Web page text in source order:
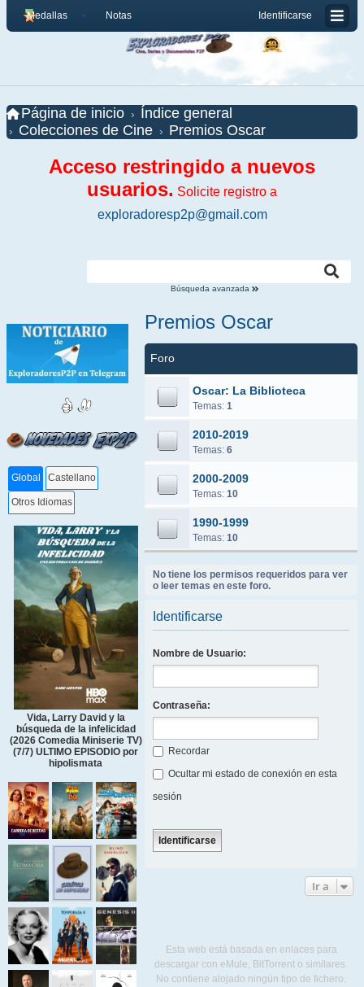
Identificarse
Medallas Notas
Página de inicio
Índice general
Colecciones de Cine
Premios Oscar
Acceso restringido a nuevos
usuarios. Solicite registro a
exploradoresp2p@gmail.com
Búsqueda avanzada
Global Castellano
Otros Idiomas
Vida, Larry David y la
búsqueda de la infelicidad
(2026 Comedia Miniserie TV)
(7/7) ULTIMO EPISODIO por
hipolismata
Premios Oscar
Foro
Oscar: La Biblioteca
Temas: 1
2010-2019
Temas: 6
2000-2009
Temas: 10
1990-1999
Temas: 10
No tiene los permisos requeridos para ver
o leer temas en este foro.
Identificarse
Nombre de Usuario:
Contraseña:
Recordar
Ocultar mi estado de conexión en esta
sesión
Ir a
Esta web está basada en enlaces para
descargar con eMule, BitTorrent o similares.
No contiene alojado ningún tipo de fichero.